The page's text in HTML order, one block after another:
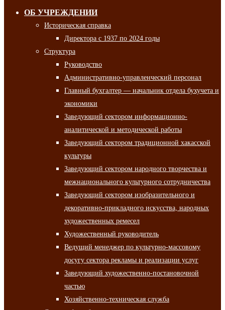
ОБ УЧРЕЖДЕНИИ
Историческая справка
Директора с 1937 по 2024 годы
Структура
Руководство
Административно-управленческий персонал
Главный бухгалтер — начальник отдела бухучета и
экономики
Заведующий сектором информационно-
аналитической и методической работы
Заведующий сектором традиционной хакасской
культуры
Заведующий сектором народного творчества и
межнационального культурного сотрудничества
Заведующий сектором изобразительного и
декоративно-прикладного искусства, народных
художественных ремесел
Художественный руководитель
Ведущий менеджер по культурно-массовому
досугу сектора рекламы и реализации услуг
Заведующий художественно-постановочной
частью
Хозяйственно-техническая служба